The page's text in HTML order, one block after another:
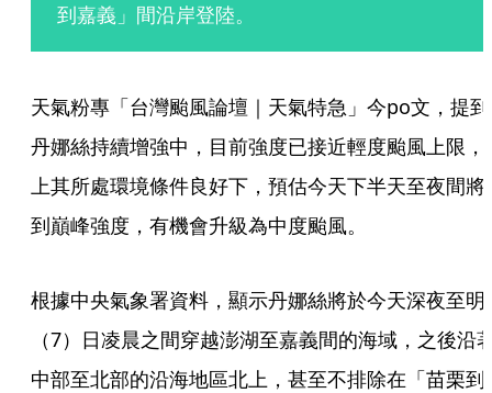
到嘉義」間沿岸登陸。
天氣粉專「台灣颱風論壇｜天氣特急」今po文，提到
丹娜絲持續增強中，目前強度已接近輕度颱風上限，
上其所處環境條件良好下，預估今天下半天至夜間將
到巔峰強度，有機會升級為中度颱風。
根據中央氣象署資料，顯示丹娜絲將於今天深夜至明
（7）日凌晨之間穿越澎湖至嘉義間的海域，之後沿
中部至北部的沿海地區北上，甚至不排除在「苗栗到